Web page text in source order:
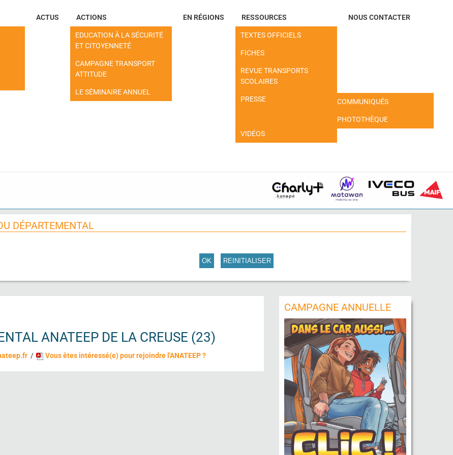
ACTUS ACTIONS
EDUCATION À LA SÉCURITÉ
ET CITOYENNETÉ
CAMPAGNE TRANSPORT
ATTITUDE
LE SÉMINAIRE ANNUEL
EN RÉGIONS RESSOURCES
TEXTES OFFICIELS
FICHES
REVUE TRANSPORTS
SCOLAIRES
PRESSE COMMUNIQUÉS
PHOTOTHÈQUE
VIDÉOS
NOUS CONTACTER
DÉPARTEMENTAL
OK REINITIALISER
ANATEEP DE LA CREUSE (23)
/ Vous êtes intéressé(e) pour rejoindre l'ANATEEP ?
CAMPAGNE ANNUELLE